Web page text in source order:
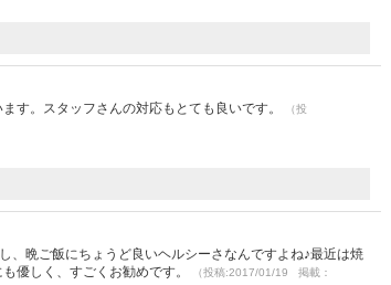
す。スタッフさんの対応もとても良いです。
（投
、晩ご飯にちょうど良いヘルシーさなんですよね♪最近は焼
優しく、すごくお勧めです。
（投稿:2017/01/19 掲載：